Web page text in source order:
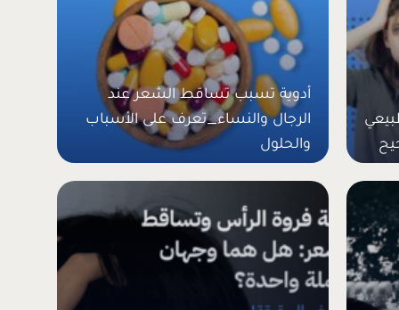
أدوية تسبب تساقط الشعر عند
الرجال والنساء_تعرف على الأسباب
والحلول